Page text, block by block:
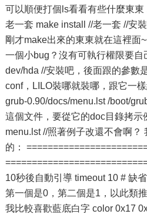
可以順便打個ls看看有些什麼東東
老一套 make install //老一套 //安
剛才make出來的東東就在這裡面
一個小bug？沒有可執行權限要
dev/hda //安裝吧，後面跟的參數
conf，LILO裝哪就裝哪，跟它一
grub-0.90/docs/menu.lst /boot/
這個文件，要從它的doc目錄拷示
menu.lst //照著例子改還不會啊？
的：
10秒後自動引導 timeout 10 # 缺
第一個是0，第二個是1，以此類
我比較喜歡藍底白字 color 0x17